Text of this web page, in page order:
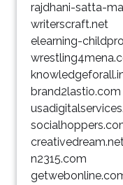
rajdhani-satta-
writerscraft.net
elearning-
brand2lastio.com
n2315.com